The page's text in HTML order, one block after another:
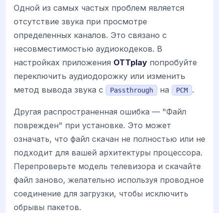
Одной из самых частых проблем является
отсутствие звука при просмотре
определенных каналов. Это связано с
несовместимостью аудиокодеков. В
настройках приложения OTTplay попробуйте
переключить аудиодорожку или изменить
метод вывода звука с
Passthrough на PCM .
Другая распространенная ошибка — "Файл
поврежден" при установке. Это может
означать, что файл скачан не полностью или не
подходит для вашей архитектуры процессора.
Перепроверьте модель телевизора и скачайте
файл заново, желательно используя проводное
соединение для загрузки, чтобы исключить
обрывы пакетов.